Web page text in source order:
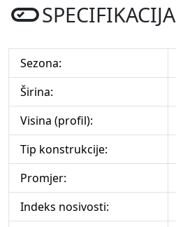
SPECIFIKACIJA
Sezona:
Širina:
Visina (profil):
Tip konstrukcije:
Promjer:
Indeks nosivosti: